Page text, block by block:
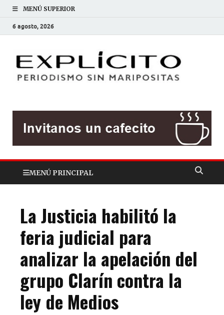
MENÚ SUPERIOR
6 agosto, 2026
MENÚ PRINCIPAL
La Justicia habilitó la
feria judicial para
analizar la apelación del
grupo Clarín contra la
ley de Medios